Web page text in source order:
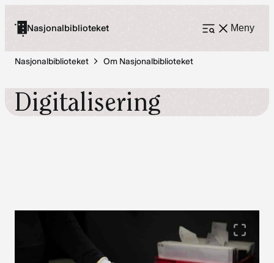
Nasjonalbiblioteket Meny
Åpne
Nasjonalbiblioteket
Om Nasjonalbiblioteket
Digitalisering